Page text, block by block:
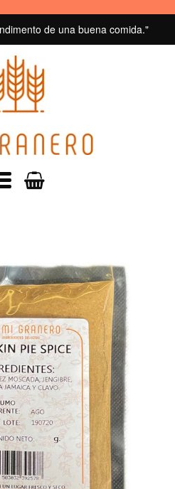
de una buena comida."